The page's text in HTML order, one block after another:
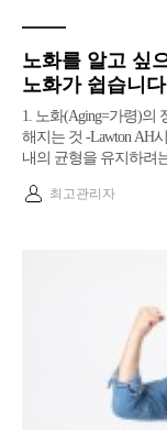
노화를 알고 싶
노화가 쉽습니
1. 노화(Aging=가령)의
해지는 것 -Lawton AH
내의 균형을 유지하려
최고관리자